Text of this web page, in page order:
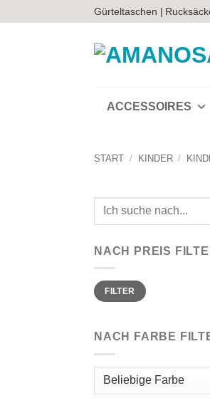
Inhalt
Gürteltaschen |
ACCESSOIRES
START / KINDER /
Suchen
NACH PREIS
Min.
Preis
Max.
PreisFILTER
NACH FARBE